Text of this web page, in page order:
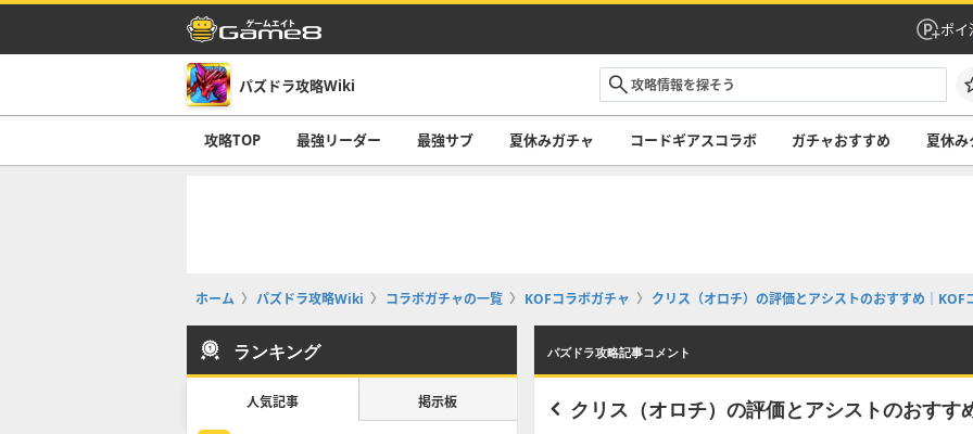
ポイ
パズドラ攻略Wiki
攻略TOP 最強リーダー 最強サブ 夏休みガチャ コードギアスコラボ ガチャおすすめ 夏休み
ホーム パズドラ攻略Wiki コラボガチャの一覧 KOFコラボガチャ クリス（オロチ）の評価とアシストのおすすめ｜KOF
パズドラ攻略記事コメント
クリス（オロチ）の評価とアシストのおすす
ランキング
人気記事 掲示板